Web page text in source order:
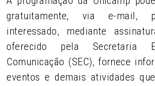
gratuitamente, via e-mail,
interessado, mediante
oferecido pela Secretaria
Comunicação (SEC), fornece
eventos e demais atividades